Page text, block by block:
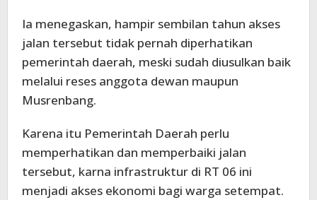
Ia menegaskan, hampir sembilan tahun akses
jalan tersebut tidak pernah diperhatikan
pemerintah daerah, meski sudah diusulkan baik
melalui reses anggota dewan maupun
Musrenbang.
Karena itu Pemerintah Daerah perlu
memperhatikan dan memperbaiki jalan
tersebut, karna infrastruktur di RT 06 ini
menjadi akses ekonomi bagi warga setempat.